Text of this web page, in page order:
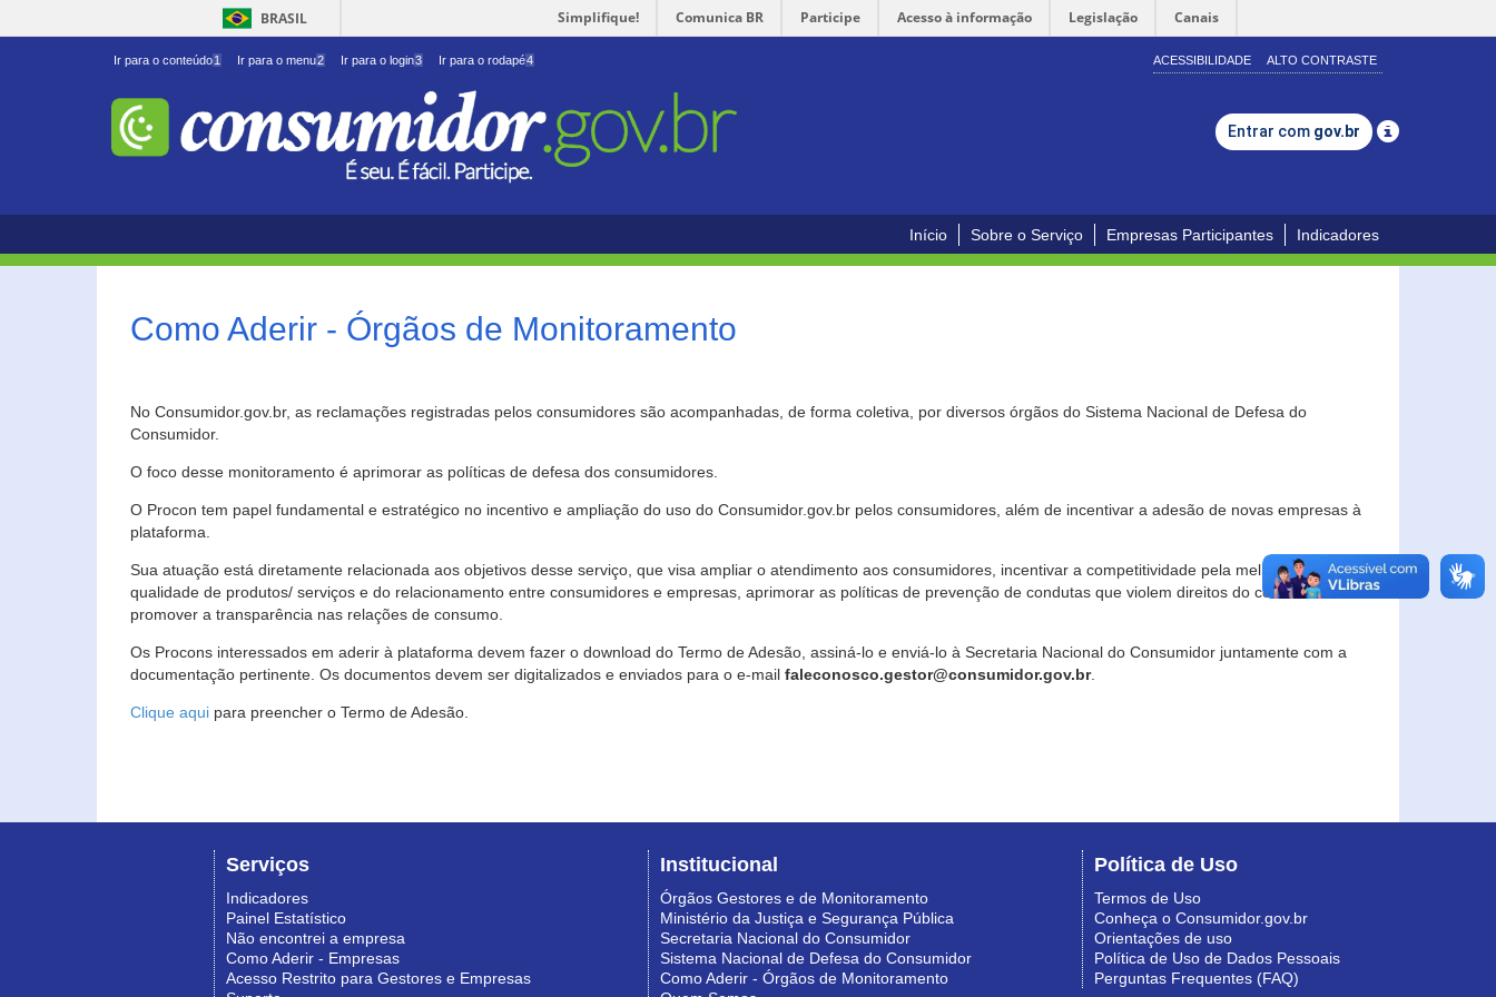
BRASIL Simplifique! Comunica BR Participe Acesso à informação Legislação Canais
Ir para o conteúdo1 Ir para o menu2 Ir para o login3 Ir para o rodapé4 ACESSIBILIDADE ALTO CONTRASTE
Entrar com gov.br
Início Sobre o Serviço Empresas Participantes Indicadores
Como Aderir - Órgãos de Monitoramento
No Consumidor.gov.br, as reclamações registradas pelos consumidores são acompanhadas, de forma coletiva, por diversos órgãos do Sistema Nacional de Defesa do
Consumidor.
O foco desse monitoramento é aprimorar as políticas de defesa dos consumidores.
O Procon tem papel fundamental e estratégico no incentivo e ampliação do uso do Consumidor.gov.br pelos consumidores, além de incentivar a adesão de novas empresas à
plataforma.
Sua atuação está diretamente relacionada aos objetivos desse serviço, que visa ampliar o atendimento aos consumidores, incentivar a competitividade pela melhoria da
qualidade de produtos/ serviços e do relacionamento entre consumidores e empresas, aprimorar as políticas de prevenção de condutas que violem direitos do consumidor e
promover a transparência nas relações de consumo.
Os Procons interessados em aderir à plataforma devem fazer o download do Termo de Adesão, assiná-lo e enviá-lo à Secretaria Nacional do Consumidor juntamente com a
documentação pertinente. Os documentos devem ser digitalizados e enviados para o e-mail faleconosco.gestor@consumidor.gov.br.
Clique aqui para preencher o Termo de Adesão.
Serviços
Indicadores
Painel Estatístico
Não encontrei a empresa
Como Aderir - Empresas
Acesso Restrito para Gestores e Empresas
Institucional
Órgãos Gestores e de Monitoramento
Ministério da Justiça e Segurança Pública
Secretaria Nacional do Consumidor
Sistema Nacional de Defesa do Consumidor
Como Aderir - Órgãos de Monitoramento
Política de Uso
Termos de Uso
Conheça o Consumidor.gov.br
Orientações de uso
Política de Uso de Dados Pessoais
Perguntas Frequentes (FAQ)